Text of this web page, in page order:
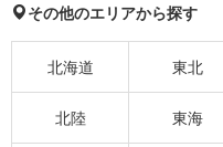
その他のエリアから探す
北海道 東北
北陸 東海